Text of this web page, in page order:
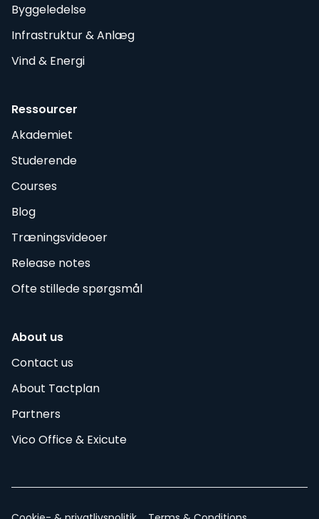
Byggeledelse
Infrastruktur & Anlæg
Vind & Energi
Ressourcer
Akademiet
Studerende
Courses
Blog
Træningsvideoer
Release notes
Ofte stillede spørgsmål
About us
Contact us
About Tactplan
Partners
Vico Office & Exicute